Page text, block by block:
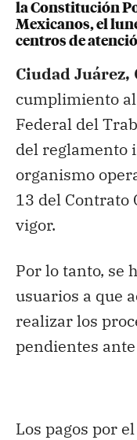
la Constitución
Mexicanos, el
centros de
Ciudad Juárez,
cumplimiento
Federal del
del reglamento
organismo
13 del Contrato
vigor.
Por lo tanto, se
usuarios a que
realizar los
pendientes ante
Los pagos por